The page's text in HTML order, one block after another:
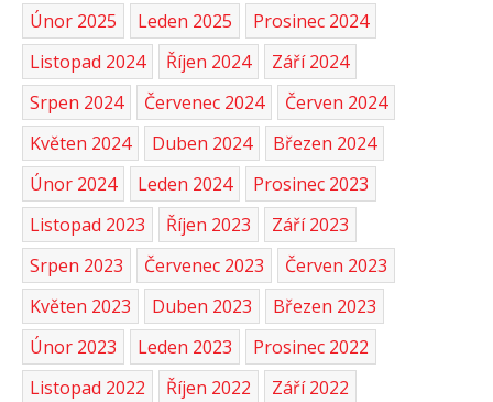
Únor 2025
Leden 2025
Prosinec 2024
Listopad 2024
Říjen 2024
Září 2024
Srpen 2024
Červenec 2024
Červen 2024
Květen 2024
Duben 2024
Březen 2024
Únor 2024
Leden 2024
Prosinec 2023
Listopad 2023
Říjen 2023
Září 2023
Srpen 2023
Červenec 2023
Červen 2023
Květen 2023
Duben 2023
Březen 2023
Únor 2023
Leden 2023
Prosinec 2022
Listopad 2022
Říjen 2022
Září 2022